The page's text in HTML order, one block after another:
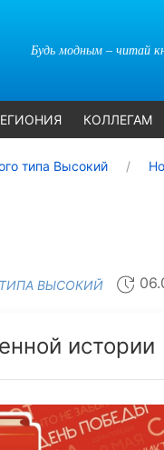
Будь модным – читай
КОЛЛЕГАМ
типа Высокий
ВЫСОКИЙ
истории